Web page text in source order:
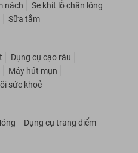
nách
Se khít lỗ chân lông
Sữa tắm
Dụng cụ cạo râu
Máy hút mụn
sức khoẻ
Dụng cụ trang điểm